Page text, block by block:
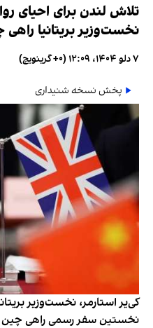
تلاش لندن برای احیای
نخست‌وزیر بریتانیا
۷ دلو ۱۴۰۴، ۱۲:۰۹ (‎+۰ گرینویچ)
پخش نسخه شنیداری
نخستین سفر رسمی راهی